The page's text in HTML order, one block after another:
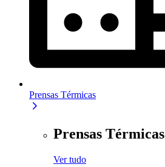
Prensas Térmicas
Prensas Térmicas
Ver tudo